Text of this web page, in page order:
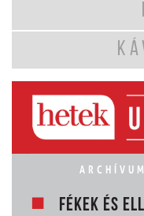
FÉKEK ÉS